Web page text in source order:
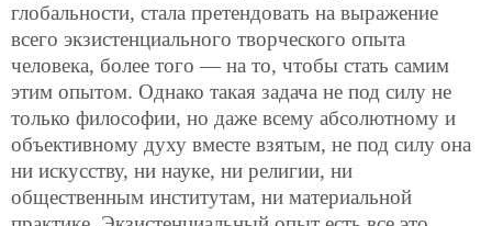
глобальности, стала претендовать на выражение
всего экзистенциального творческого опыта
человека, более того — на то, чтобы стать самим
этим опытом. Однако такая задача не под силу не
только философии, но даже всему абсолютному и
объективному духу вместе взятым, не под силу она
ни искусству, ни науке, ни религии, ни
общественным институтам, ни материальной